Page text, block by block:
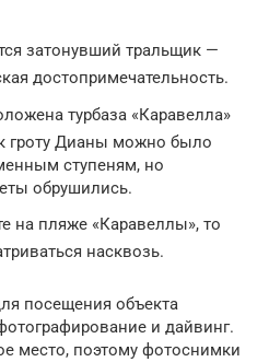
затонувший тральщик —
достопримечательность.
турбаза «Каравелла»
гроту Дианы можно было
ступеням, но
обрушились.
на пляже «Каравеллы», то
насквозь.
посещения объекта
и дайвинг.
место, поэтому фотоснимки